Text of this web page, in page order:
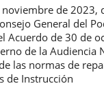
de 2023,
General del
Acuerdo de 30 de
de la Audiencia
las normas de
de Instrucción